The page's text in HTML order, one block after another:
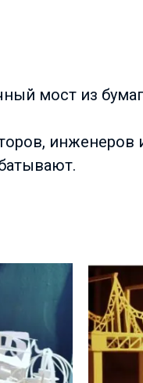
мост из
инженеров